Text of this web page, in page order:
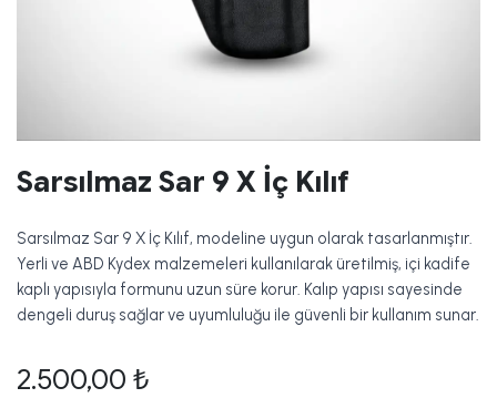
Sarsılmaz Sar 9 X İç Kılıf
Sarsılmaz Sar 9 X İç Kılıf, modeline uygun olarak tasarlanmıştır.
Yerli ve ABD Kydex malzemeleri kullanılarak üretilmiş, içi kadife
kaplı yapısıyla formunu uzun süre korur. Kalıp yapısı sayesinde
dengeli duruş sağlar ve uyumluluğu ile güvenli bir kullanım sunar.
2.500,00 ₺